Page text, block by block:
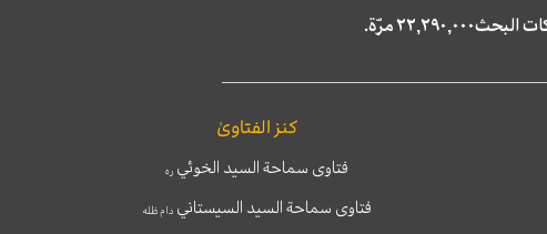
كنز الفتاوىٰ
فتاوى سماحة السيد الخوئي ره
فتاوى سماحة السيد السيستاني دام ظله